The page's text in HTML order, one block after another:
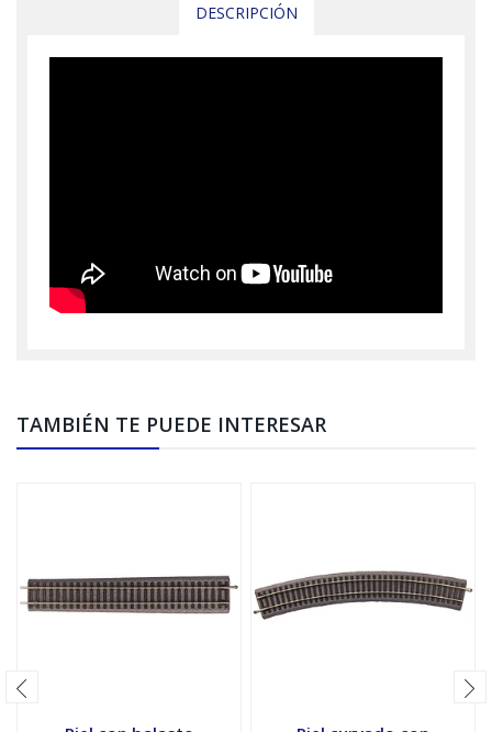
DESCRIPCIÓN
TAMBIÉN TE PUEDE INTERESAR